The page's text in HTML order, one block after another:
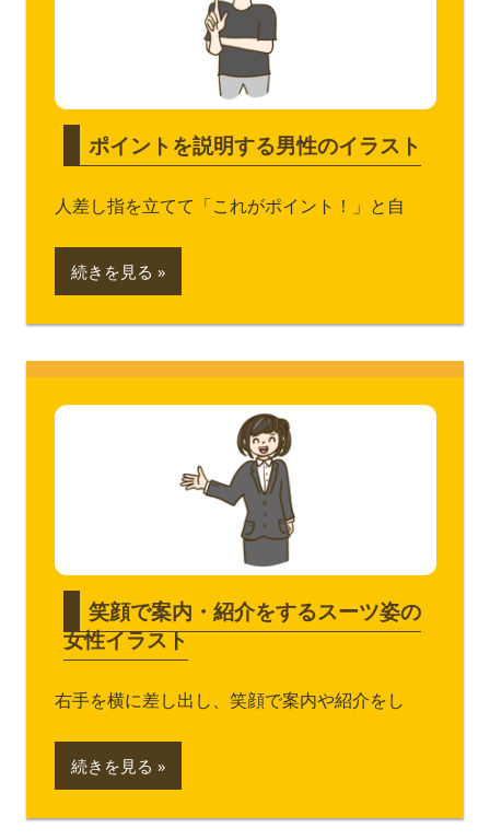
ポイントを説明する男性のイラスト
人差し指を立てて「これがポイント！」と自
続きを見る
笑顔で案内・紹介をするスーツ姿の
女性イラスト
右手を横に差し出し、笑顔で案内や紹介をし
続きを見る